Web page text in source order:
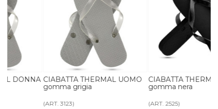
CIABATTA THERMAL UOMO
gomma grigia
CIABATTA THERMAL DONNA
gomma nera